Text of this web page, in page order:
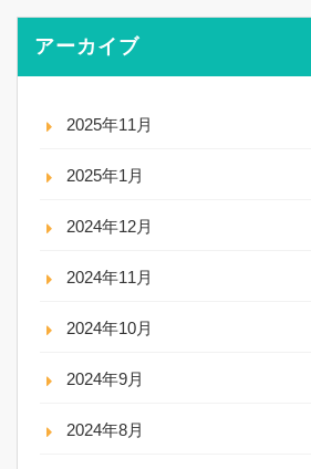
アーカイブ
2025年11月
2025年1月
2024年12月
2024年11月
2024年10月
2024年9月
2024年8月